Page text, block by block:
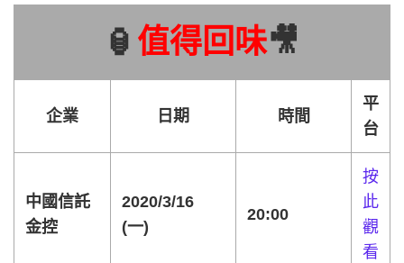
🏮 值得回味🎥
企業 日期 時間
平
台
中國信託
金控
2020/3/16
(一)
20:00
按
此
觀
看